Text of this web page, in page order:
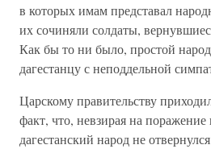
в которых имам представал
их сочиняли солдаты,
Как бы то ни было, простой
дагестанцу с неподдельной
Царскому правительству
факт, что, невзирая на поражение
дагестанский народ не